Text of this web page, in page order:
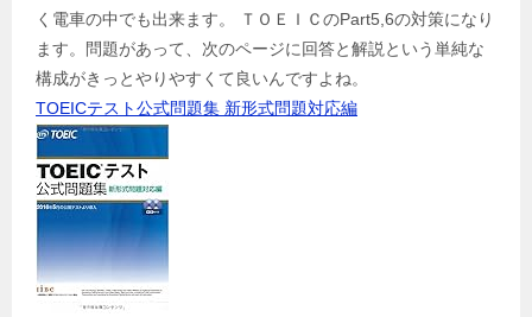
く電車の中でも出来ます。 ＴＯＥＩＣのPart5,6の対策になり
ます。問題があって、次のページに回答と解説という単純な
構成がきっとやりやすくて良いんですよね。
TOEICテスト公式問題集 新形式問題対応編